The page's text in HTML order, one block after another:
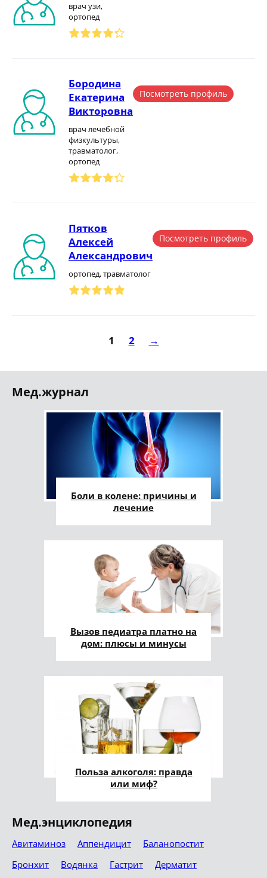
врач узи,
ортопед
Бородина
Екатерина
Викторовна
врач лечебной
физкультуры,
травматолог,
ортопед
Посмотреть профиль
Пятков
Алексей
Александрович
ортопед, травматолог
Посмотреть профиль
1 2 →
Мед.журнал
Боли в колене: причины и
лечение
Вызов педиатра платно на
дом: плюсы и минусы
Польза алкоголя: правда
или миф?
Мед.энциклопедия
Авитаминоз Аппендицит
Баланопостит
Бронхит
Водянка Гастрит
Дерматит